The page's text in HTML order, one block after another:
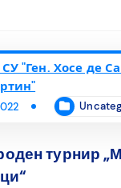
"Ген. Хосе де
турнир